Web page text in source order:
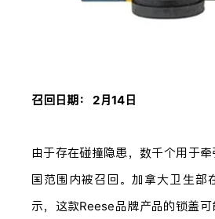
召回日期： 2月14日
由于存在碰撞隐患，数千个用于
国范围内被召回。加拿大卫生部
示，这款Reese品牌产品的锁盖